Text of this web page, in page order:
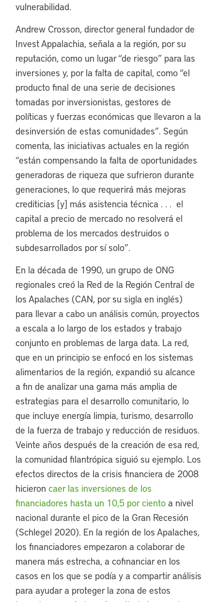
vulnerabilidad.
Andrew Crosson, director general fundador de
Invest Appalachia, señala a la región, por su
reputación, como un lugar “de riesgo” para las
inversiones y, por la falta de capital, como “el
producto final de una serie de decisiones
tomadas por inversionistas, gestores de
políticas y fuerzas económicas que llevaron a la
desinversión de estas comunidades”. Según
comenta, las iniciativas actuales en la región
“están compensando la falta de oportunidades
generadoras de riqueza que sufrieron durante
generaciones, lo que requerirá más mejoras
crediticias [y] más asistencia técnica . . . el
capital a precio de mercado no resolverá el
problema de los mercados destruidos o
subdesarrollados por sí solo”.
En la década de 1990, un grupo de ONG
regionales creó la Red de la Región Central de
los Apalaches (CAN, por su sigla en inglés)
para llevar a cabo un análisis común, proyectos
a escala a lo largo de los estados y trabajo
conjunto en problemas de larga data. La red,
que en un principio se enfocó en los sistemas
alimentarios de la región, expandió su alcance
a fin de analizar una gama más amplia de
estrategias para el desarrollo comunitario, lo
que incluye energía limpia, turismo, desarrollo
de la fuerza de trabajo y reducción de residuos.
Veinte años después de la creación de esa red,
la comunidad filantrópica siguió su ejemplo. Los
efectos directos de la crisis financiera de 2008
hicieron caer las inversiones de los
financiadores hasta un 10,5 por ciento a nivel
nacional durante el pico de la Gran Recesión
(Schlegel 2020). En la región de los Apalaches,
los financiadores empezaron a colaborar de
manera más estrecha, a cofinanciar en los
casos en los que se podía y a compartir análisis
para ayudar a proteger la zona de estos